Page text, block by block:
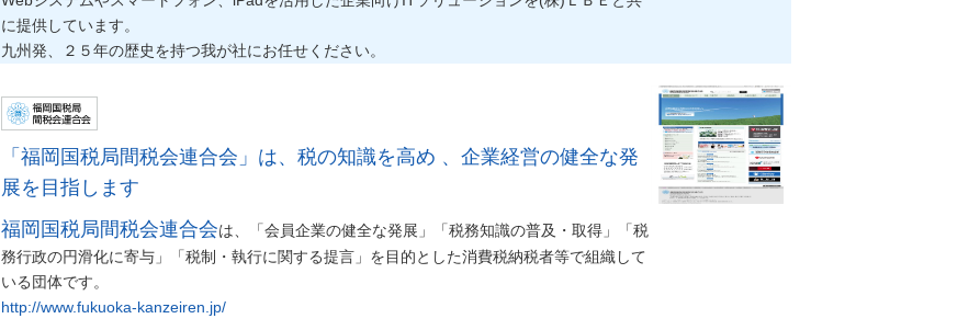
に提供しています。
九州発、２５年の歴史を持つ我が社にお任せください。
「福岡国税局間税会連合会」は、税の知識を高め 、企業経営の健全な発
展を目指します
福岡国税局間税会連合会は、「会員企業の健全な発展」「税務知識の普及・取得」「税
務行政の円滑化に寄与」「税制・執行に関する提言」を目的とした消費税納税者等で組織して
いる団体です。
http://www.fukuoka-kanzeiren.jp/